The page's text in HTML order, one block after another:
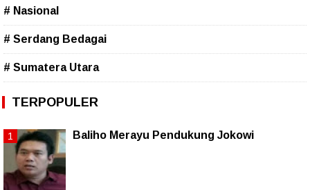
# Nasional
# Serdang Bedagai
# Sumatera Utara
TERPOPULER
Baliho Merayu Pendukung Jokowi